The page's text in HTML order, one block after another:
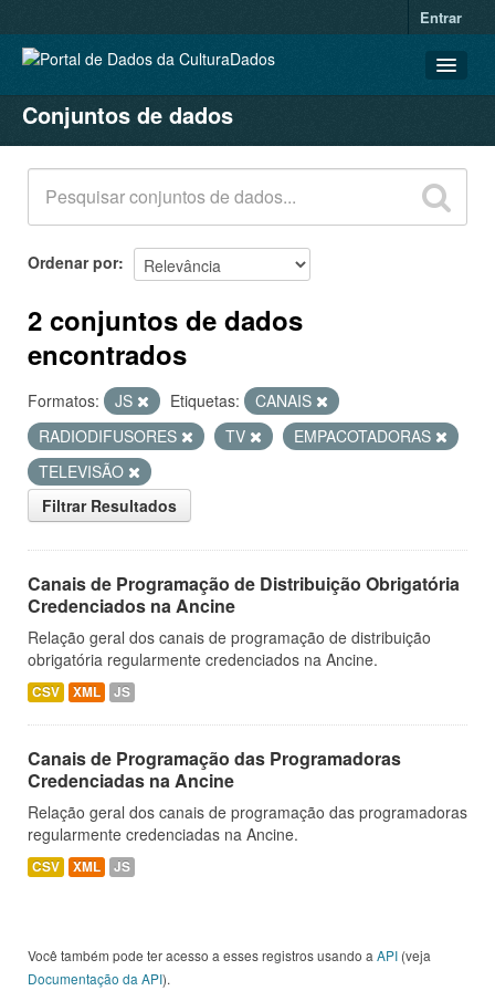
Entrar
CONJUNTOS DE DADOS
ORGANIZAÇÕES
GRUPOS
SOBRE
Conjuntos de dados
Ordenar por
2 conjuntos de dados
encontrados
Formatos: JS Etiquetas:
CANAIS
RADIODIFUSORES
TV
EMPACOTADORAS
TELEVISÃO
Filtrar Resultados
Canais de Programação de Distribuição Obrigatória
Credenciados na Ancine
Relação geral dos canais de programação de distribuição
obrigatória regularmente credenciados na Ancine.
CSV XML JS
Canais de Programação das Programadoras
Credenciadas na Ancine
Relação geral dos canais de programação das programadoras
regularmente credenciadas na Ancine.
CSV XML JS
Você também pode ter acesso a esses registros usando a API (veja
Documentação da API).